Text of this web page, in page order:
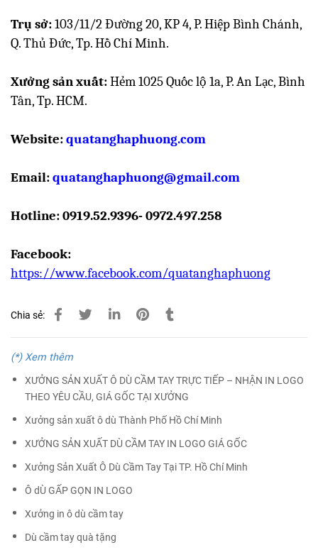
Trụ sở:103/11/2 Đường 20, KP 4, P. Hiệp Bình Chánh,
Q. Thủ Đức, Tp. Hồ Chí Minh.
Xưởng sản xuất:Hẻm 1025 Quốc lộ 1a, P. An Lạc, Bình
Tân, Tp. HCM.
Website:quatanghaphuong.com
Email:quatanghaphuong@gmail.com
Hotline: 0919.52.9396- 0972.497.258
Facebook:
https://www.facebook.com/quatanghaphuong
Chia sẻ:
(*) Xem thêm
XƯỞNG SẢN XUẤT Ô DÙ CẦM TAY TRỰC TIẾP – NHẬN IN LOGO
THEO YÊU CẦU, GIÁ GỐC TẠI XƯỞNG
Xưởng sản xuất ô dù Thành Phố Hồ Chí Minh
XƯỞNG SẢN XUẤT DÙ CẦM TAY IN LOGO GIÁ GỐC
Xưởng Sản Xuất Ô Dù Cầm Tay Tại TP. Hồ Chí Minh
Ô dÙ GẤP GỌN IN LOGO
Xưởng in ô dù cầm tay
Dù cầm tay quà tặng